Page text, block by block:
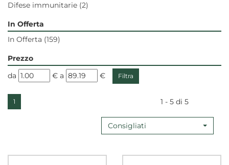
Difese immunitarie (2)
In Offerta
In Offerta (159)
Prezzo
filtra
da € filtra
a €
1 1 - 5 di 5
Consigliati